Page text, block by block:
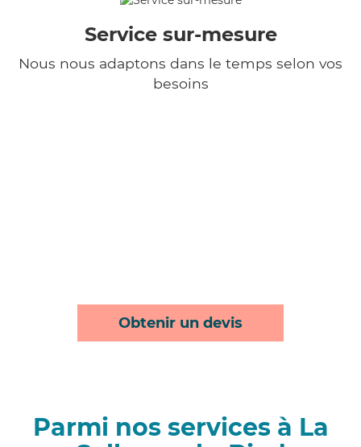
Service sur-mesure
Nous nous adaptons dans le temps selon vos
besoins
Obtenir un devis
Parmi nos services à La